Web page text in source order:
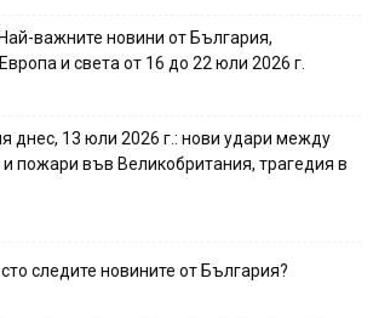
важните новини от България,
и света от 16 до 22 юли 2026 г.
днес, 13 юли 2026 г.: нови удари между
пожари във Великобритания, трагедия в
следите новините от България?